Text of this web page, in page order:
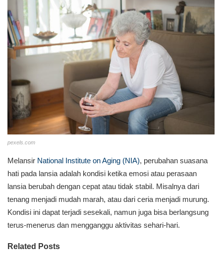
pexels.com
Melansir National Institute on Aging (NIA), perubahan suasana
hati pada lansia adalah kondisi ketika emosi atau perasaan
lansia berubah dengan cepat atau tidak stabil. Misalnya dari
tenang menjadi mudah marah, atau dari ceria menjadi murung.
Kondisi ini dapat terjadi sesekali, namun juga bisa berlangsung
terus-menerus dan mengganggu aktivitas sehari-hari.
Related Posts